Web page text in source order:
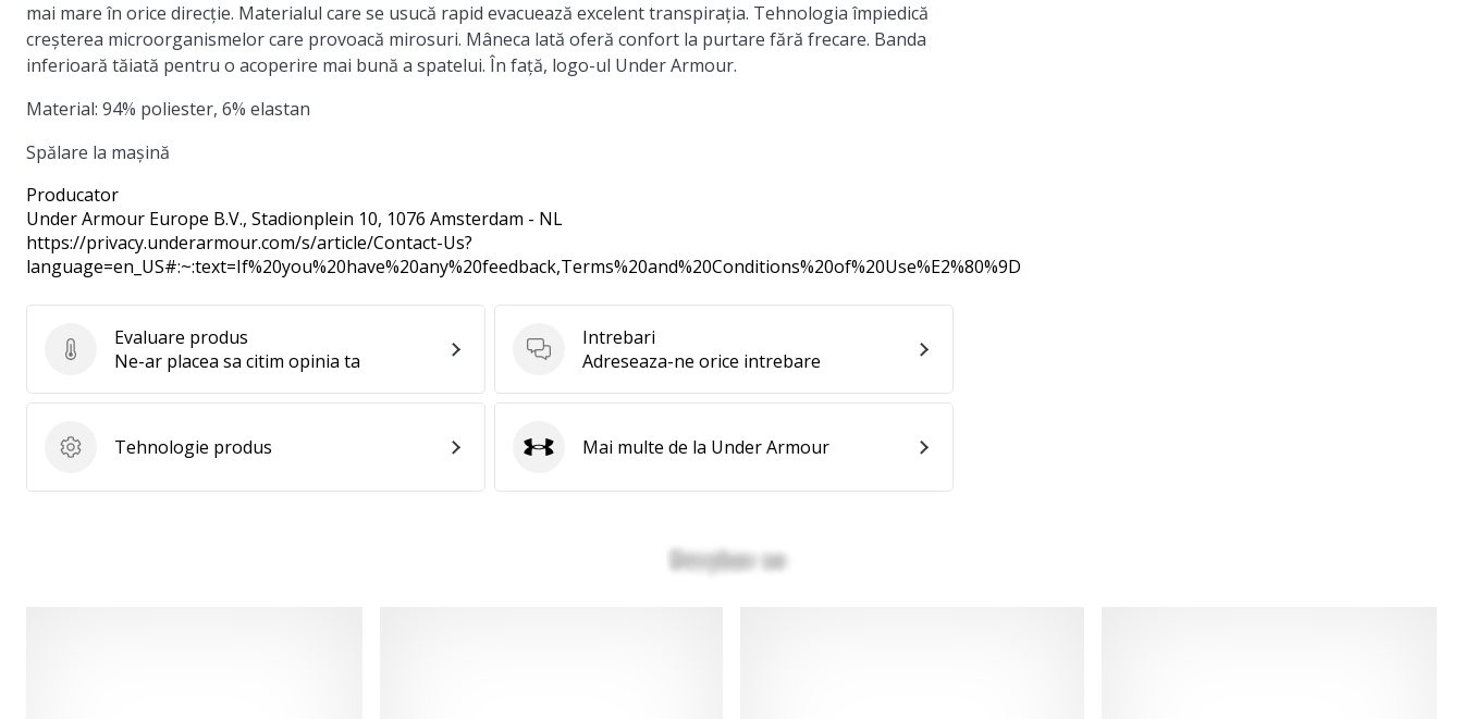
mai mare în orice direcție. Materialul care se usucă rapid evacuează excelent transpirația. Tehnologia împiedică
creșterea microorganismelor care provoacă mirosuri. Mâneca lată oferă confort la purtare fără frecare. Banda
inferioară tăiată pentru o acoperire mai bună a spatelui. În față, logo-ul Under Armour.
Material: 94% poliester, 6% elastan
Spălare la mașină
Producator
Under Armour Europe B.V., Stadionplein 10, 1076 Amsterdam - NL
https://privacy.underarmour.com/s/article/Contact-Us?
language=en_US#:~:text=If%20you%20have%20any%20feedback,Terms%20and%20Conditions%20of%20Use%E2%80%9D
Evaluare produs
Evaluare produs
Ne-ar placea sa citim opinia ta
Intrebari
Intrebari
Adreseaza-ne orice intrebare
Tehnologie produs
Tehnologie produs Under Armour
Mai multe de la Under Armour